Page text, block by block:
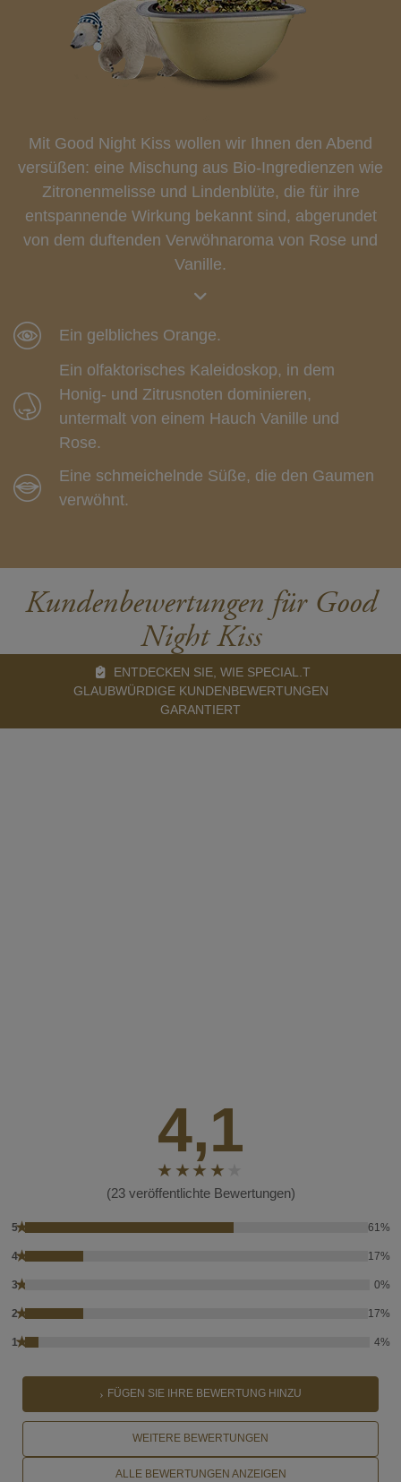
Mit Good Night Kiss wollen wir Ihnen den Abend
versüßen: eine Mischung aus Bio-Ingredienzen wie
Zitronenmelisse und Lindenblüte, die für ihre
entspannende Wirkung bekannt sind, abgerundet
von dem duftenden Verwöhnaroma von Rose und
Vanille.
Ein gelbliches Orange.
Ein olfaktorisches Kaleidoskop, in dem
Honig- und Zitrusnoten dominieren,
untermalt von einem Hauch Vanille und
Rose.
Eine schmeichelnde Süße, die den Gaumen
verwöhnt.
Kundenbewertungen für Good
Night Kiss
ENTDECKEN SIE, WIE SPECIAL.T
GLAUBWÜRDIGE KUNDENBEWERTUNGEN
GARANTIERT
4,1
(23 veröffentlichte Bewertungen)
5★ 61%
4★ 17%
3★ 0%
2★ 17%
1★ 4%
FÜGEN SIE IHRE BEWERTUNG HINZU
WEITERE BEWERTUNGEN
ALLE BEWERTUNGEN ANZEIGEN